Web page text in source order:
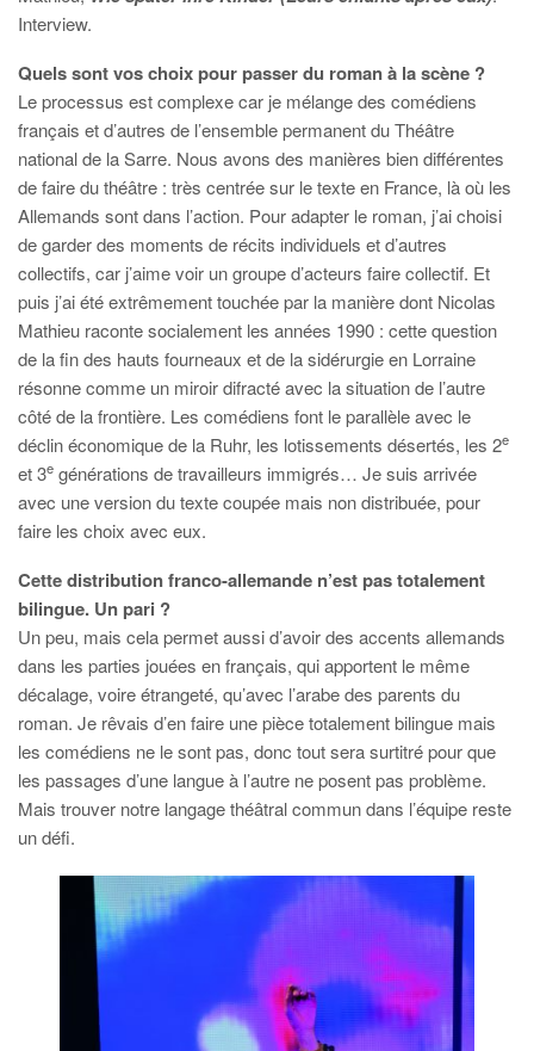
Interview.
Quels sont vos choix pour passer du roman à la scène ?
Le processus est complexe car je mélange des comédiens
français et d’autres de l’ensemble permanent du Théâtre
national de la Sarre. Nous avons des manières bien différentes
de faire du théâtre : très centrée sur le texte en France, là où les
Allemands sont dans l’action. Pour adapter le roman, j’ai choisi
de garder des moments de récits individuels et d’autres
collectifs, car j’aime voir un groupe d’acteurs faire collectif. Et
puis j’ai été extrêmement touchée par la manière dont Nicolas
Mathieu raconte socialement les années 1990 : cette question
de la fin des hauts fourneaux et de la sidérurgie en Lorraine
résonne comme un miroir difracté avec la situation de l’autre
côté de la frontière. Les comédiens font le parallèle avec le
déclin économique de la Ruhr, les lotissements désertés, les 2e
et 3e générations de travailleurs immigrés… Je suis arrivée
avec une version du texte coupée mais non distribuée, pour
faire les choix avec eux.
Cette distribution franco-allemande n’est pas totalement
bilingue. Un pari ?
Un peu, mais cela permet aussi d’avoir des accents allemands
dans les parties jouées en français, qui apportent le même
décalage, voire étrangeté, qu’avec l’arabe des parents du
roman. Je rêvais d’en faire une pièce totalement bilingue mais
les comédiens ne le sont pas, donc tout sera surtitré pour que
les passages d’une langue à l’autre ne posent pas problème.
Mais trouver notre langage théâtral commun dans l’équipe reste
un défi.